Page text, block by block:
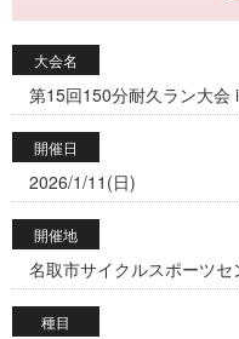
大会名
第15回150分耐久ラン大会
開催日
2026/1/11(日)
開催地
名取市サイクルスポーツ
種目